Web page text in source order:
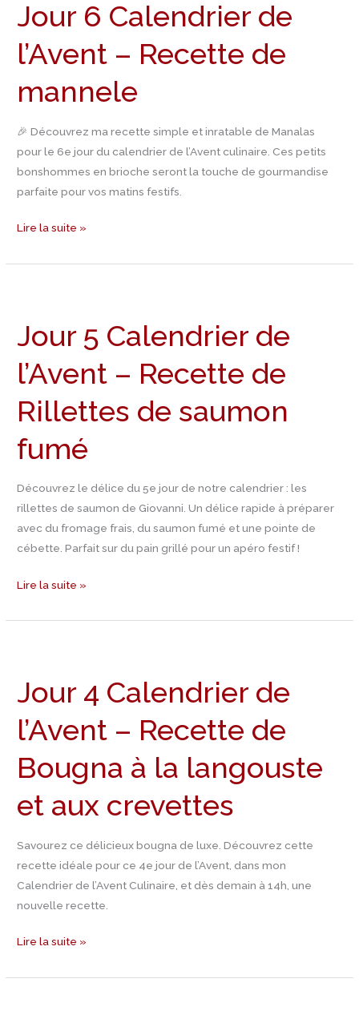
Jour 6 Calendrier de
l’Avent – Recette de
mannele
🎉 Découvrez ma recette simple et inratable de Manalas
pour le 6e jour du calendrier de l’Avent culinaire. Ces petits
bonshommes en brioche seront la touche de gourmandise
parfaite pour vos matins festifs.
Calendrier
de
l’Avent
Recette
mannele
Lire la suite »
Jour 5 Calendrier de
l’Avent – Recette de
Rillettes de saumon
fumé
Découvrez le délice du 5e jour de notre calendrier : les
rillettes de saumon de Giovanni. Un délice rapide à préparer
avec du fromage frais, du saumon fumé et une pointe de
cébette. Parfait sur du pain grillé pour un apéro festif !
Calendrier
de
l’Avent
Recette
Rillettes
saumon
fumé
Lire la suite »
Jour 4 Calendrier de
l’Avent – Recette de
Bougna à la langouste
et aux crevettes
Savourez ce délicieux bougna de luxe. Découvrez cette
recette idéale pour ce 4e jour de l’Avent, dans mon
Calendrier de l’Avent Culinaire, et dès demain à 14h, une
nouvelle recette.
Calendrier
de
l’Avent
Recette
Bougna
la
langouste
et
aux
Lire la suite »